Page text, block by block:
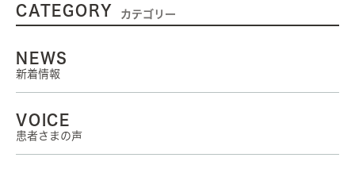
CATEGORY カテゴリー
NEWS
新着情報
VOICE
患者さまの声